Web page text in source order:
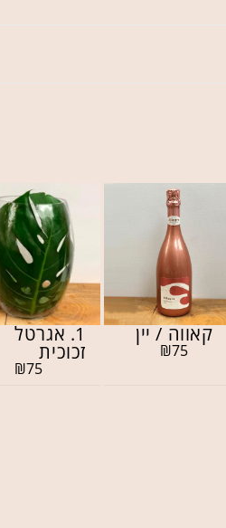
קאווה / יין
₪75
1. אגרטל
זכוכית
₪75